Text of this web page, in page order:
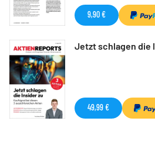
9,90 €
Jetzt schlagen die
49,99 €